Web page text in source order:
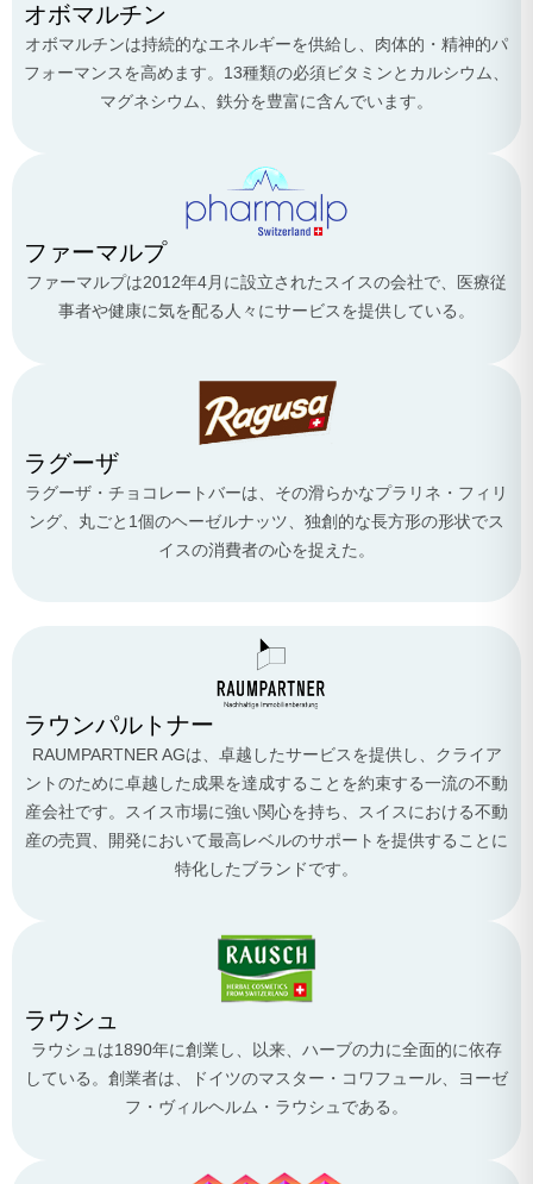
オボマルチン
オボマルチンは持続的なエネルギーを供給し、肉体的・精神的パ
フォーマンスを高めます。13種類の必須ビタミンとカルシウム、
マグネシウム、鉄分を豊富に含んでいます。
ファーマルプ
ファーマルプは2012年4月に設立されたスイスの会社で、医療従
事者や健康に気を配る人々にサービスを提供している。
ラグーザ
ラグーザ・チョコレートバーは、その滑らかなプラリネ・フィリ
ング、丸ごと1個のヘーゼルナッツ、独創的な長方形の形状でス
イスの消費者の心を捉えた。
ラウンパルトナー
RAUMPARTNER AGは、卓越したサービスを提供し、クライア
ントのために卓越した成果を達成することを約束する一流の不動
産会社です。スイス市場に強い関心を持ち、スイスにおける不動
産の売買、開発において最高レベルのサポートを提供することに
特化したブランドです。
ラウシュ
ラウシュは1890年に創業し、以来、ハーブの力に全面的に依存
している。創業者は、ドイツのマスター・コワフュール、ヨーゼ
フ・ヴィルヘルム・ラウシュである。